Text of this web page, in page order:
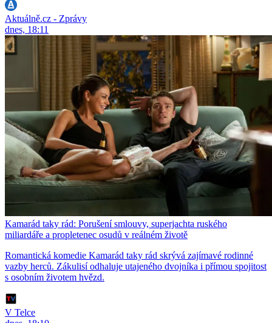
Aktuálně.cz - Zprávy
dnes, 18:11
Kamarád taky rád: Porušení smlouvy, superjachta ruského
miliardáře a propletenec osudů v reálném životě
Romantická komedie Kamarád taky rád skrývá zajímavé rodinné
vazby herců. Zákulisí odhaluje utajeného dvojníka i přímou spojitost
s osobním životem hvězd.
V Telce